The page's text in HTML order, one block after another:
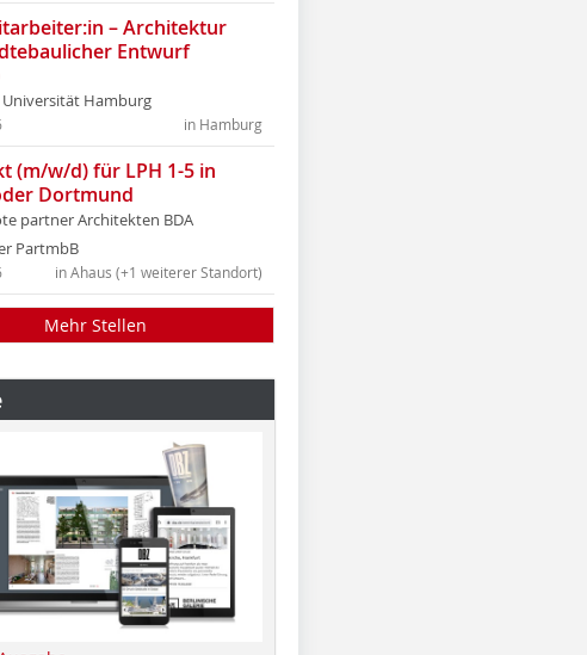
– Architektur
Entwurf
Universität Hamburg
in Hamburg
(m/w/d) für LPH 1-5 in
Dortmund
partner Architekten BDA
PartmbB
in Ahaus (+1 weiterer Standort)
Mehr Stellen